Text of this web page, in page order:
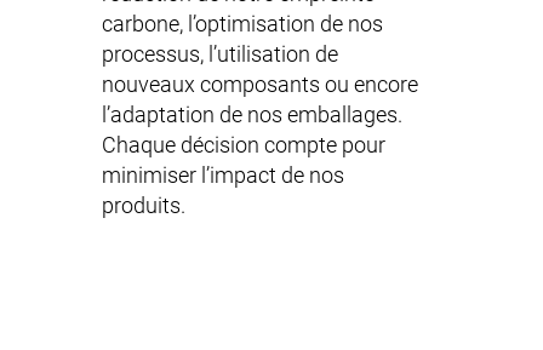
carbone, l’optimisation de nos
processus, l’utilisation de
nouveaux composants ou encore
l’adaptation de nos emballages.
Chaque décision compte pour
minimiser l’impact de nos
produits.